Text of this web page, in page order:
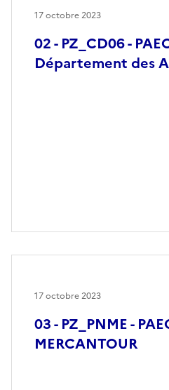
02 - PZ_CD06 -
Département des
17 octobre 2023
03 - PZ_PNME -
MERCANTOUR
17 octobre 2023